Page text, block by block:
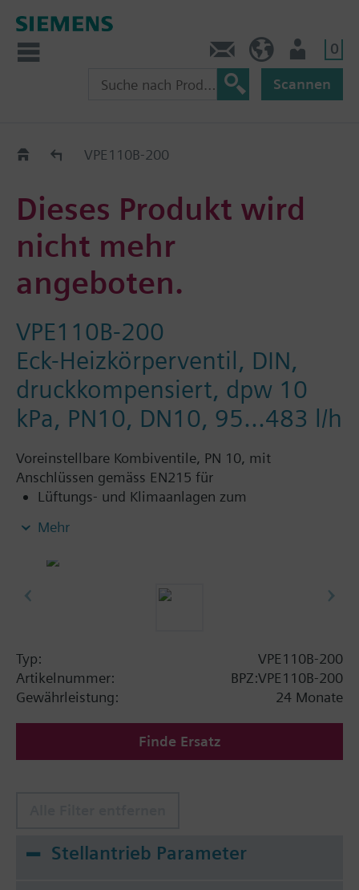
0
Scannen
Old2NewVPE110B-200
Dieses Produkt wird
nicht mehr
angeboten.
VPE110B-200
Eck-Heizkörperventil, DIN,
druckkompensiert, dpw 10
kPa, PN10, DN10, 95...483 l/h
Voreinstellbare Kombiventile, PN 10, mit
Anschlüssen gemäss EN215 für
Lüftungs- und Klimaanlagen zum
hydraulischen Abgleich von
Wärmetauschern für Heizen und Kühlen
geschlossene Kreisläufe
Zusatz Info
Zulässige Medien: Wasser (nach VDI 2035), Wasser
Die Ventile können mit den Siemens Stellantrieben
Mehr
Typ:
VPE110B-200
Artikelnummer:
BPZ:VPE110B-200
Gewährleistung:
24 Monate
Finde Ersatz
Stellantrieb Parameter